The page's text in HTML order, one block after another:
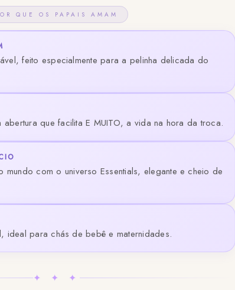
QUE OS PAPAIS AMAM
feito especialmente para a pelinha delicada do
que facilita E MUITO, a vida na hora da troca.
com o universo Essentials, elegante e cheio de
ideal para chás de bebê e maternidades.
✦ ✦ ✦